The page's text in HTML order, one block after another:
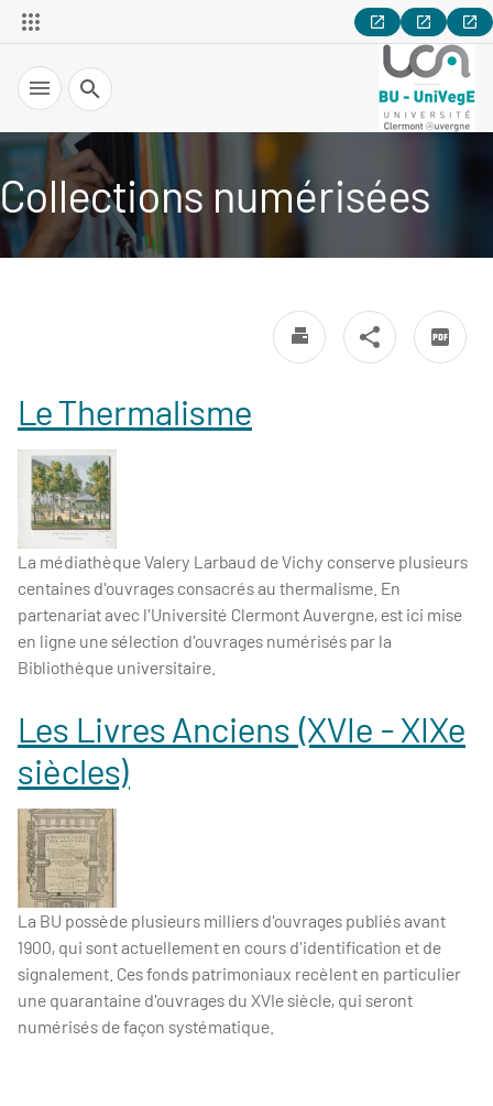
Recherche
Collections numérisées
Le Thermalisme
La médiathèque Valery Larbaud de Vichy conserve plusieurs
centaines d'ouvrages consacrés au thermalisme. En
partenariat avec l'Université Clermont Auvergne, est ici mise
en ligne une sélection d'ouvrages numérisés par la
Bibliothèque universitaire.
Les Livres Anciens (XVIe - XIXe
siècles)
La BU possède plusieurs milliers d'ouvrages publiés avant
1900, qui sont actuellement en cours d'identification et de
signalement. Ces fonds patrimoniaux recèlent en particulier
une quarantaine d'ouvrages du XVIe siècle, qui seront
numérisés de façon systématique.